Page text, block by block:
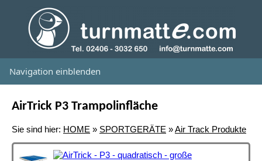
Navigation einblenden
AirTrick P3 Trampolinfläche
Sie sind hier: HOME » SPORTGERÄTE »Air Track Produkte